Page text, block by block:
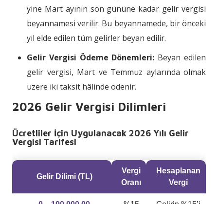
yine Mart ayının son gününe kadar gelir vergisi
beyannamesi verilir. Bu beyannamede, bir önceki
yıl elde edilen tüm gelirler beyan edilir.
Gelir Vergisi Ödeme Dönemleri: Beyan edilen
gelir vergisi, Mart ve Temmuz aylarında olmak
üzere iki taksit hâlinde ödenir.
2026 Gelir Vergisi Dilimleri
Ücretliler İçin Uygulanacak 2026 Yılı Gelir
Vergisi Tarifesi
Gelir Dilimi (TL)
Vergi
Oranı
Hesaplanan
Vergi